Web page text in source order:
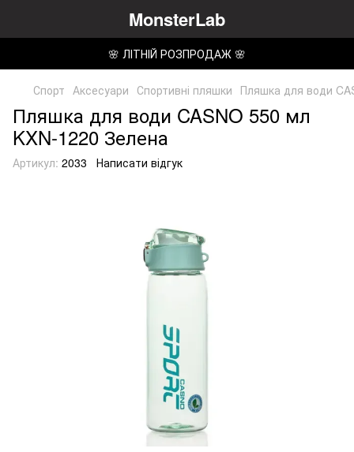
MonsterLab
🌸 ЛІТНІЙ РОЗПРОДАЖ 🌸
Спорт Аксесуари Спортивні пляшки Пляшка для води
Пляшка для води CASNO 550 мл
KXN-1220 Зелена
Артикул: 2033 Написати відгук